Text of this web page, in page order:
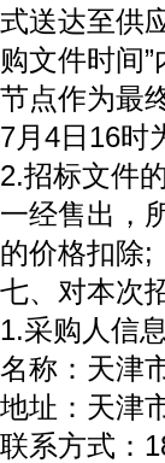
式送达至供
购文件时间
节点作为最
7月4日16时
2.招标文件
一经售出，
的价格扣除;
七、对本次
1.采购人信息
名称：天津
地址：天津
联系方式：